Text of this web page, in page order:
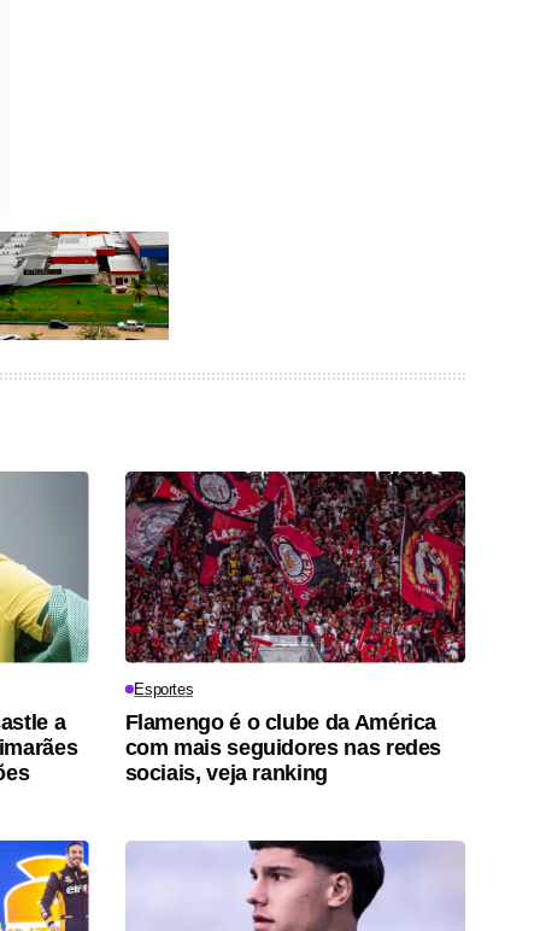
a
Esportes
Flamengo é o clube da América
com mais seguidores nas redes
sociais, veja ranking